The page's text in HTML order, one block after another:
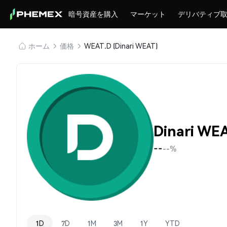
暗号資産を購入 マーケット デリバティブ
ホーム 価格 WEAT.D (Dinari WEAT)
Dinari
----%
1D 7D 1M 3M 1Y YTD